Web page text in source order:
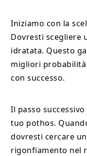
Iniziamo con la
Dovresti scegliere
idratata. Questo
migliori probabilità
con successo.
Il passo
tuo pothos.
dovresti cercare
rigonfiamento nel